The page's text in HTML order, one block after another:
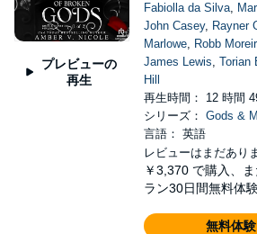
プレビューの
再生
Fabiolla da Silva,
John Casey, Rayner
Marlowe, Robb
James Lewis, Torian
Hill
再生時間： 12 時間
シリーズ： Gods &
言語： 英語
レビューはまだあり
￥3,370 で購入、
ラン30日間無料体
無料体